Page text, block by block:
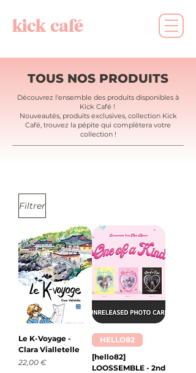
kick café
TOUS NOS PRODUITS
Découvrez l'ensemble des produits disponibles à
Kick Café !
Nouveautés, produits exclusives, collection Kick
Café, trouvez la pépite qui complètera votre
collection !
Filtrer
Le K-Voyage -
Clara Vialletelle
Prix
22,00 €
HELLO82
[hello82]
LOOSSEMBLE - 2nd